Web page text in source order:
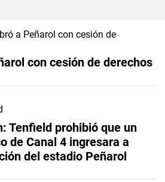
con cesión de derechos
Tenfield prohibió que un
de Canal 4 ingresara a
del estadio Peñarol